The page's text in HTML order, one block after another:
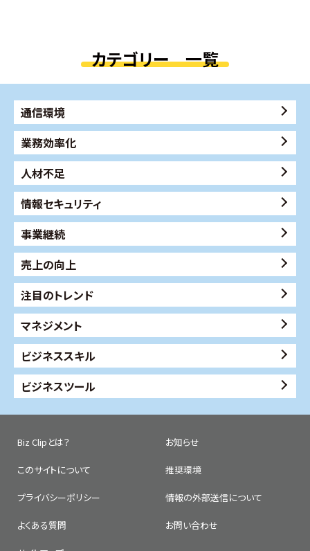
カテゴリー 一覧
通信環境
業務効率化
人材不足
情報セキュリティ
事業継続
売上の向上
注目のトレンド
マネジメント
ビジネススキル
ビジネスツール
Biz Clipとは？ お知らせ
このサイトについて 推奨環境
プライバシーポリシー 情報の外部送信について
よくある質問 お問い合わせ